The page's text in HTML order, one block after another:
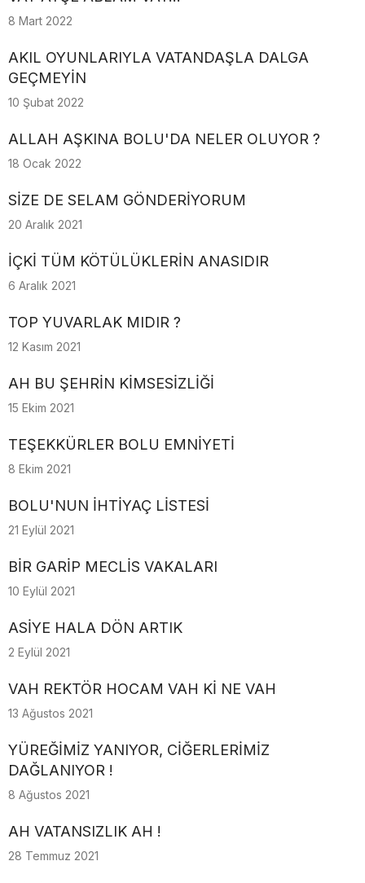
8 Mart 2022
AKIL OYUNLARIYLA VATANDAŞLA DALGA
GEÇMEYİN
10 Şubat 2022
ALLAH AŞKINA BOLU'DA NELER OLUYOR ?
18 Ocak 2022
SİZE DE SELAM GÖNDERİYORUM
20 Aralık 2021
İÇKİ TÜM KÖTÜLÜKLERİN ANASIDIR
6 Aralık 2021
TOP YUVARLAK MIDIR ?
12 Kasım 2021
AH BU ŞEHRİN KİMSESİZLİĞİ
15 Ekim 2021
TEŞEKKÜRLER BOLU EMNİYETİ
8 Ekim 2021
BOLU'NUN İHTİYAÇ LİSTESİ
21 Eylül 2021
BİR GARİP MECLİS VAKALARI
10 Eylül 2021
ASİYE HALA DÖN ARTIK
2 Eylül 2021
VAH REKTÖR HOCAM VAH Kİ NE VAH
13 Ağustos 2021
YÜREĞİMİZ YANIYOR, CİĞERLERİMİZ
DAĞLANIYOR !
8 Ağustos 2021
AH VATANSIZLIK AH !
28 Temmuz 2021